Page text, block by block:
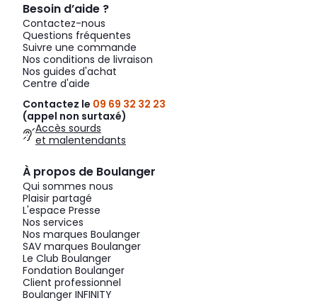
Besoin d’aide ?
Contactez-nous
Questions fréquentes
Suivre une commande
Nos conditions de livraison
Nos guides d'achat
Centre d'aide
Contactez le 09 69 32 32 23
(appel non surtaxé)
Accès sourds
et malentendants
À propos de Boulanger
Qui sommes nous
Plaisir partagé
L'espace Presse
Nos services
Nos marques Boulanger
SAV marques Boulanger
Le Club Boulanger
Fondation Boulanger
Client professionnel
Boulanger INFINITY